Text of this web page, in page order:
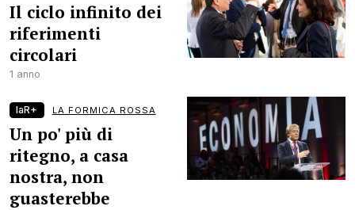
Il ciclo infinito dei
riferimenti
circolari
1 anno
laR+ LA FORMICA ROSSA
Un po' più di
ritegno, a casa
nostra, non
guasterebbe